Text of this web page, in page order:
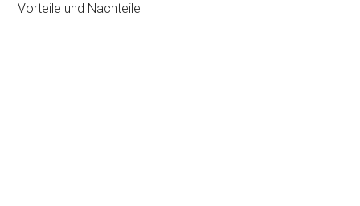
Vorteile und Nachteile